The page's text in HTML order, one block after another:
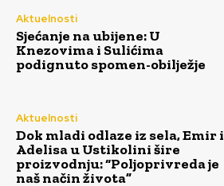
Aktuelnosti
Sjećanje na ubijene: U
Knezovima i Sulićima
podignuto spomen-obilježje
Aktuelnosti
Dok mladi odlaze iz sela, Emir i
Adelisa u Ustikolini šire
proizvodnju: “Poljoprivreda je
naš način života”